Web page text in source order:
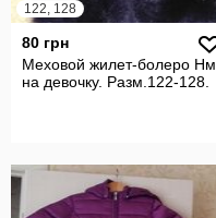
122, 128
80 грн
Меховой жилет-болеро Нм
на девочку. Разм.122-128.